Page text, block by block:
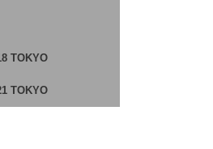
TOKYO
TOKYO